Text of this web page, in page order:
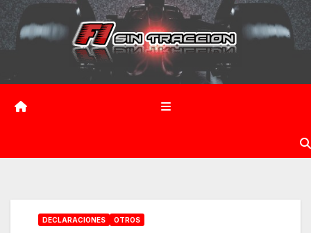
Saltar
contenido
DECLARACIONES OTROS